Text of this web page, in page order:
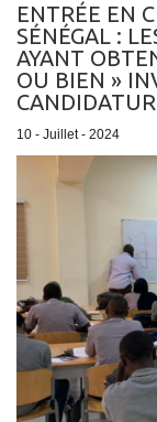
ENTRÉE EN
SÉNÉGAL :
AYANT
OU BIEN »
10 - Juillet - 2024